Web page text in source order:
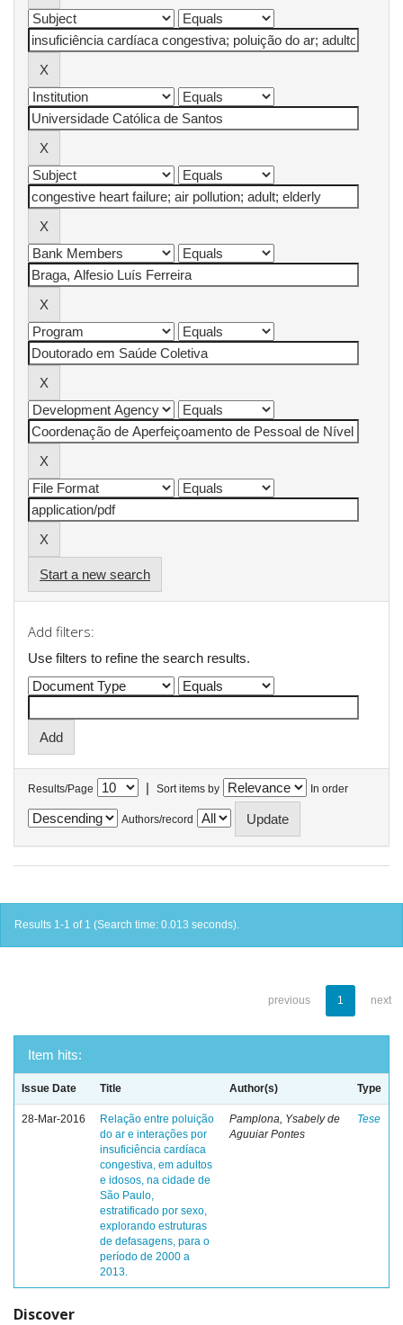
Start a new search
Add filters:
Use filters to refine the search results.
Results/Page | Sort items by In order
Authors/record
Results 1-1 of 1 (Search time: 0.013 seconds).
previous 1 next
Item hits:
Issue Date Title Author(s) Type
28-Mar-2016
Relação entre poluição
do ar e interações por
insuficiência cardíaca
congestiva, em adultos
e idosos, na cidade de
São Paulo,
estratificado por sexo,
explorando estruturas
de defasagens, para o
período de 2000 a
2013.
Pamplona, Ysabely de
Aguuiar Pontes
Tese
Discover